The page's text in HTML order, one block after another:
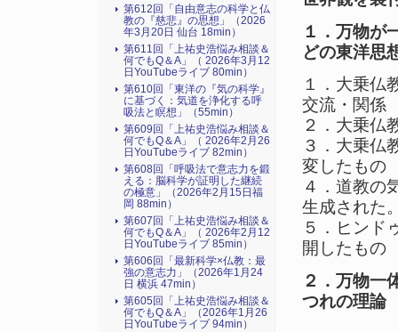
１．万物が
どの東洋思
１．大乗仏
交流・関係
２．大乗仏
３．大乗仏
変したもの
４．道教の
生成された
５．ヒンド
開したもの
２．万物一
つれの理論
第612回「自由意志の科学と仏
教の『慈悲』の思想」（2026
年3月20日 仙台 18min）
第611回「上祐史浩悩み相談＆
何でもQ＆A」（ 2026年3月12
日YouTubeライブ 80min）
第610回「東洋の『気の科学』
に基づく：気道を浄化する呼
吸法と瞑想」（55min）
第609回「上祐史浩悩み相談＆
何でもQ＆A」（ 2026年2月26
日YouTubeライブ 82min）
第608回「呼吸法で意志力を鍛
える：脳科学が証明した継続
の極意」（2026年2月15日福
岡 88min）
第607回「上祐史浩悩み相談＆
何でもQ＆A」（ 2026年2月12
日YouTubeライブ 85min）
第606回「最新科学×仏教：最
強の意志力」（2026年1月24
日 横浜 47min）
第605回「上祐史浩悩み相談＆
何でもQ＆A」（2026年1月26
日YouTubeライブ 94min）